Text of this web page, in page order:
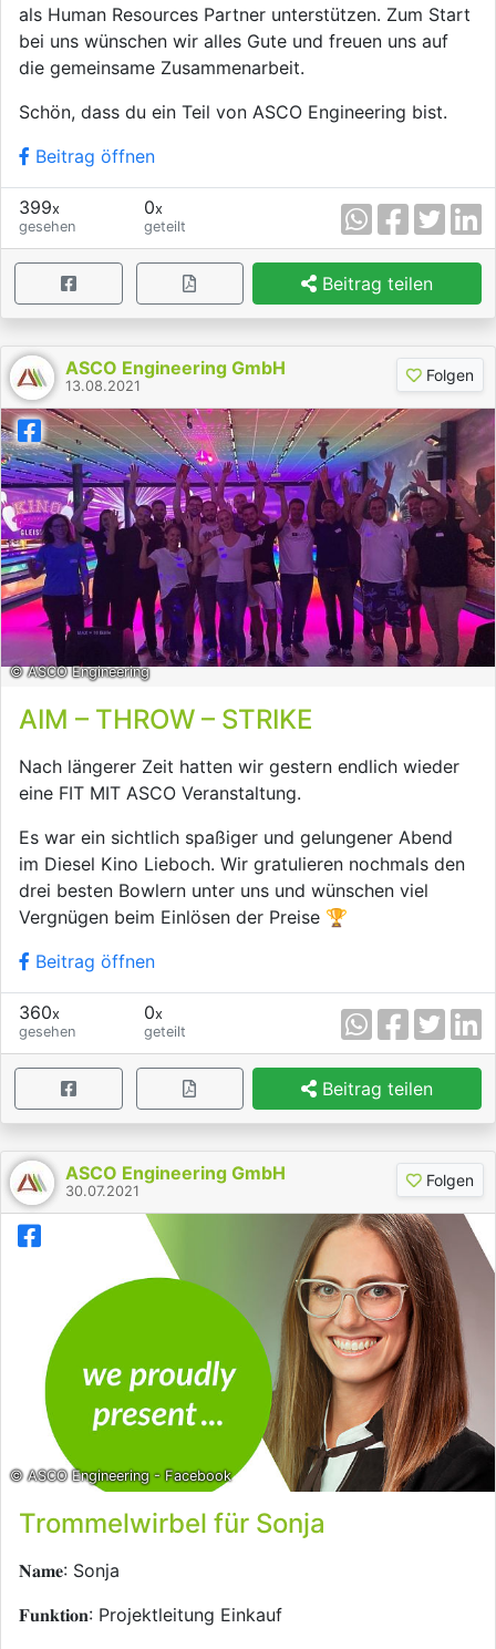
als Human Resources Partner unterstützen. Zum Start
bei uns wünschen wir alles Gute und freuen uns auf
die gemeinsame Zusammenarbeit.
Schön, dass du ein Teil von ASCO Engineering bist.
Beitrag öffnen
399x
gesehen
0x
geteilt
Beitrag teilen
ASCO Engineering GmbH
13.08.2021
Folgen
© ASCO Engineering
AIM – THROW – STRIKE
Nach längerer Zeit hatten wir gestern endlich wieder
eine FIT MIT ASCO Veranstaltung.
Es war ein sichtlich spaßiger und gelungener Abend
im Diesel Kino Lieboch. Wir gratulieren nochmals den
drei besten Bowlern unter uns und wünschen viel
Vergnügen beim Einlösen der Preise 🏆
Beitrag öffnen
360x
gesehen
0x
geteilt
Beitrag teilen
ASCO Engineering GmbH
30.07.2021
Folgen
© ASCO Engineering - Facebook
Trommelwirbel für Sonja
𝐍𝐚𝐦𝐞: Sonja
𝐅𝐮𝐧𝐤𝐭𝐢𝐨𝐧: Projektleitung Einkauf